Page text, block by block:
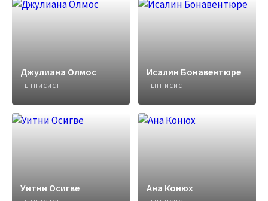
Джулиана Олмос
ТЕННИСИСТ
Исалин Бонавентюре
ТЕННИСИСТ
Уитни Осигве Ана Конюх